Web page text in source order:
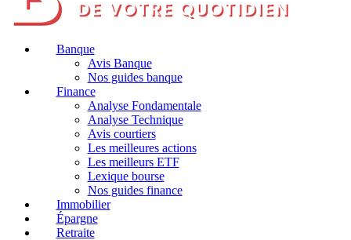
Banque
Avis Banque
Nos guides banque
Finance
Analyse Fondamentale
Analyse Technique
Avis courtiers
Les meilleures actions
Les meilleurs ETF
Lexique bourse
Nos guides finance
Immobilier
Épargne
Retraite